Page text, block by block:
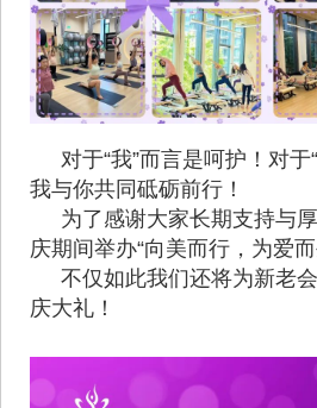
对于“我”而言是呵护！对
我与你共同砥砺前行！
为了感谢大家长期支持与
庆期间举办“向美而行，为爱而
不仅如此我们还将为新老
庆大礼！